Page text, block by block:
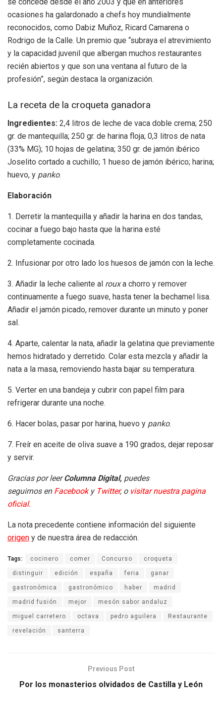
ocasiones ha galardonado a chefs hoy mundialmente
reconocidos, como Dabiz Muñoz, Ricard Camarena o
Rodrigo de la Calle. Un premio que “subraya el atrevimiento
y la capacidad juvenil que albergan muchos restaurantes
recién abiertos y que son una ventana al futuro de la
profesión”, según destaca la organización.
La receta de la croqueta ganadora
Ingredientes: 2,4 litros de leche de vaca doble crema; 250
gr. de mantequilla; 250 gr. de harina floja; 0,3 litros de nata
(33% MG); 10 hojas de gelatina; 350 gr. de jamón ibérico
Joselito cortado a cuchillo; 1 hueso de jamón ibérico; harina;
huevo, y panko.
Elaboración
1. Derretir la mantequilla y añadir la harina en dos tandas,
cocinar a fuego bajo hasta que la harina esté
completamente cocinada.
2. Infusionar por otro lado los huesos de jamón con la leche.
3. Añadir la leche caliente al rouxa chorro y remover
continuamente a fuego suave, hasta tener la bechamel lisa.
Añadir el jamón picado, remover durante un minuto y poner
sal.
4. Aparte, calentar la nata, añadir la gelatina que previamente
hemos hidratado y derretido. Colar esta mezcla y añadir la
nata a la masa, removiendo hasta bajar su temperatura.
5. Verter en una bandeja y cubrir con papel film para
refrigerar durante una noche.
6. Hacer bolas, pasar por harina, huevo y panko.
7. Freír en aceite de oliva suave a 190 grados, dejar reposar
y servir.
Gracias por leerColumna Digital, puedes
seguirnos en Facebook y Twitter, o visitar nuestra pagina
oficial.
La nota precedente contiene información del siguiente
origen y de nuestra área de redacción.
Tags: cocinero comer Concurso croqueta
distinguir edición españa feria ganar
gastronómica gastronómico haber madrid
madrid fusión mejor mesón sabor andaluz
miguel carretero octava pedro aguilera Restaurante
revelación santerra
Previous Post
Por los monasterios olvidados de Castilla y León